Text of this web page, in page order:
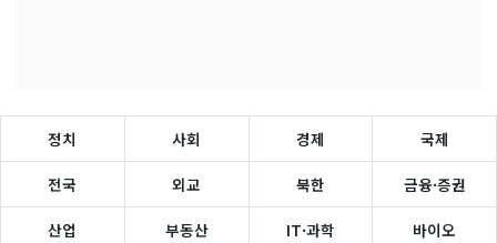
정치 사회 경제 국제
전국 외교 북한 금융·증권
산업 부동산 IT·과학 바이오